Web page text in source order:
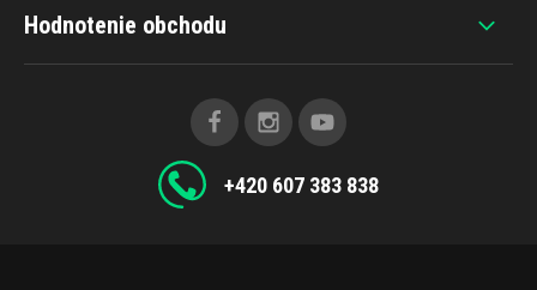
Hodnotenie obchodu
+420 607 383 838